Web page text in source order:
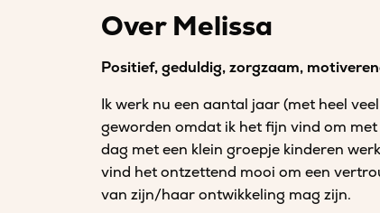
Over Melissa
Positief, geduldig, zorgzaam,
Ik werk nu een aantal jaar (met heel
geworden omdat ik het fijn vind om
dag met een klein groepje kinderen
vind het ontzettend mooi om een
van zijn/haar ontwikkeling mag zijn.